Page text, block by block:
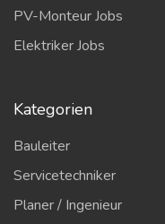
PV-Monteur Jobs
Elektriker Jobs
Kategorien
Bauleiter
Servicetechniker
Planer / Ingenieur